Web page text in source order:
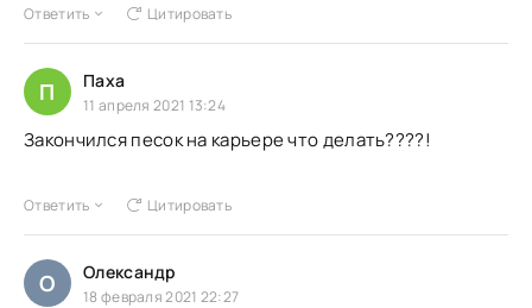
Ответить Цитировать
П Паха
11 апреля 2021 13:24
Закончился песок на карьере что делать????!
Ответить Цитировать
О Олександр
18 февраля 2021 22:27